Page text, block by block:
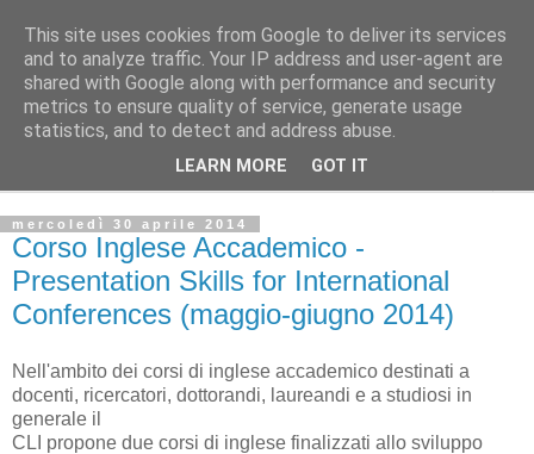
Dipartimento di Ingegneria Civile e Industriale :: Università
di Pisa :: Bacheca ufficiale
mercoledì 30 aprile 2014
Corso Inglese Accademico -
Presentation Skills for International
Conferences (maggio-giugno 2014)
Nell'ambito dei corsi di inglese accademico destinati a
docenti, ricercatori, dottorandi, laureandi e a studiosi in
generale il
CLI propone due corsi di inglese finalizzati allo sviluppo
This site uses cookies from Google to deliver its services
and to analyze traffic. Your IP address and user-agent are
shared with Google along with performance and security
metrics to ensure quality of service, generate usage
statistics, and to detect and address abuse.
LEARN MORE GOT IT